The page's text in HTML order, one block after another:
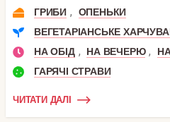
ГРИБИ ,
ОПЕНЬКИ
ВЕГЕТАРІАНСЬКЕ
НА ОБІД , НА ВЕЧЕРЮ ,
ГАРЯЧІ СТРАВИ
ЧИТАТИ ДАЛІ